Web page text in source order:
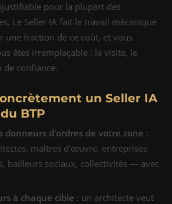
pour la plupart des
Le Seller IA fait le travail mécanique
une fraction de ce coût, et vous
êtes irremplaçable : la visite, le
de confiance.
un Seller IA
BTP
donneurs d’ordres de votre zone :
maîtres d’œuvre, entreprises
bailleurs sociaux, collectivités — avec
à chaque cible : un architecte veut